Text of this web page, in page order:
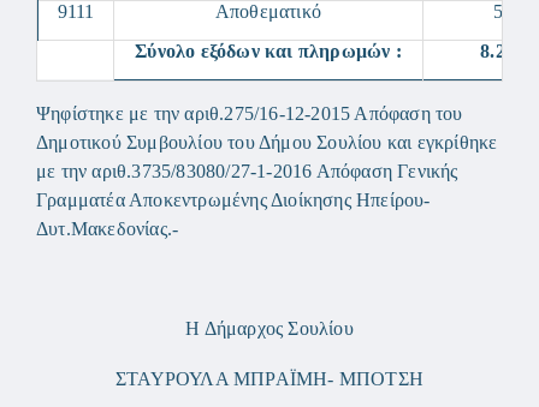
9111
Αποθεματικό
Σύνολο εξόδων και πληρωμών :
Ψηφίστηκε με την αριθ.275/16-12-2015 Απόφαση του
Δημοτικού Συμβουλίου του Δήμου Σουλίου και εγκρίθηκε
με την αριθ.3735/83080/27-1-2016 Απόφαση Γενικής
Γραμματέα Αποκεντρωμένης Διοίκησης Ηπείρου-
Δυτ.Μακεδονίας.-
Η Δήμαρχος Σουλίου
ΣΤΑΥΡΟΥΛΑ ΜΠΡΑΪΜΗ- ΜΠΟΤΣΗ